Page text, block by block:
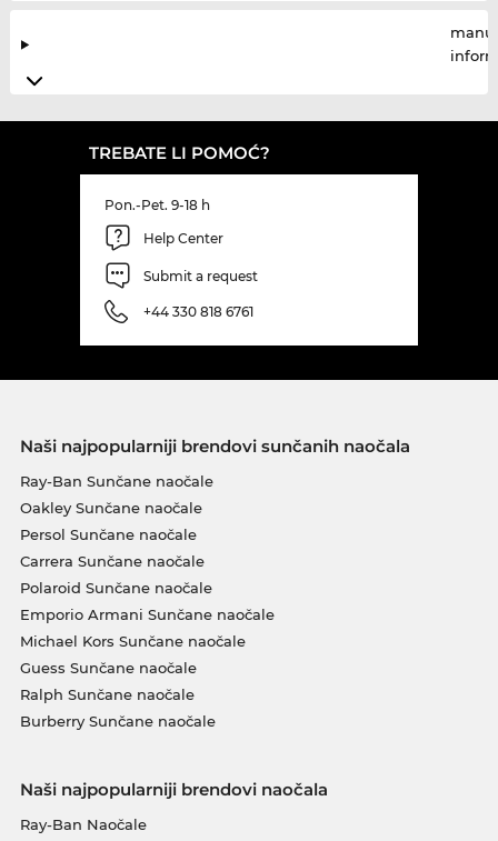
TREBATE LI POMOĆ?
Pon.-Pet. 9-18 h
Help Center
Submit a request
+44 330 818 6761
Naši najpopularniji brendovi sunčanih naočala
Ray-Ban Sunčane naočale
Oakley Sunčane naočale
Persol Sunčane naočale
Carrera Sunčane naočale
Polaroid Sunčane naočale
Emporio Armani Sunčane naočale
Michael Kors Sunčane naočale
Guess Sunčane naočale
Ralph Sunčane naočale
Burberry Sunčane naočale
Naši najpopularniji brendovi naočala
Ray-Ban Naočale